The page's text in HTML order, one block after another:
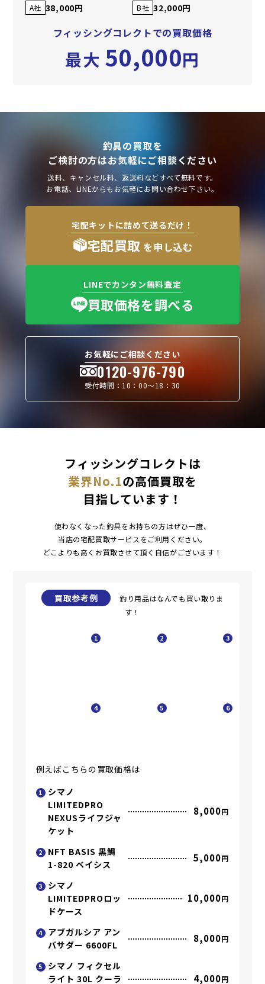
A社 38,000円 B社 32,000円
フィッシングコレクトでの買取価格
最大 50,000円
釣具の買取を
ご検討の方はお気軽にご相談ください
送料、キャンセル料、返送料などすべて無料です。
お電話、LINEからもお気軽にお問い合わせ下さい。
宅配キットに詰めて送るだけ！
宅配買取 を申し込む
LINEでカンタン無料査定
買取価格を調べる
お気軽にご相談ください
0120-976-790
受付時間：10：00〜18：30
フィッシングコレクトは
業界No.1の高価買取を
目指しています！
使わなくなった釣具をお持ちの方はぜひ一度、
当店の宅配買取サービスをご利用ください。
どこよりも高くお買取させて頂く自信がございます！
買取参考例
釣り用品はなんでも買い取りま
す！
1 2 3
4 5 6
例えばこちらの買取価格は
1
シマノ
LIMITEDPRO
NEXUSライフジャ
ケット
8,000円
2
NFT BASIS 黒鯛
1-820 ベイシス
5,000円
3
シマノ
LIMITEDPROロッ
ドケース
10,000円
4
アブガルシア アン
バサダー 6600FL
8,000円
5
シマノ フィクセル
ライト 30L クーラ
4,000円